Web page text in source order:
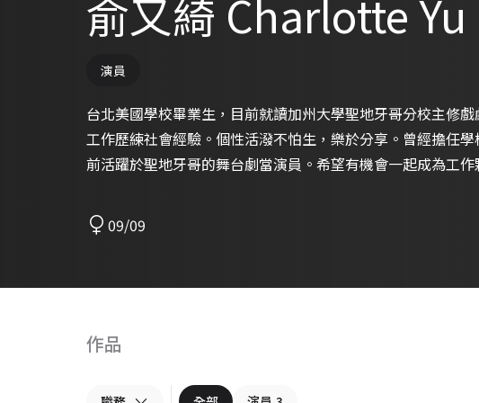
俞又綺 Charlotte Yu
演員
台北美國學校畢業生，目前就讀加州大學聖地牙哥分校主修
工作歷練社會經驗。個性活潑不怕生，樂於分享。曾經擔任
前活躍於聖地牙哥的舞台劇當演員。希望有機會一起成為工作
09/09
作品